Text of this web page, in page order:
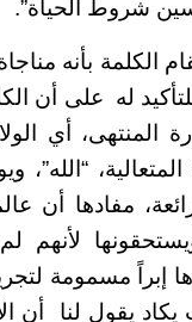
شروط الحياة”.
الكلمة بأنه
له على أن
المنتهى، أي
المتعالية،
مفادها أن
لأنهم
إبراً مسمومة
يكاد يقول لنا أن